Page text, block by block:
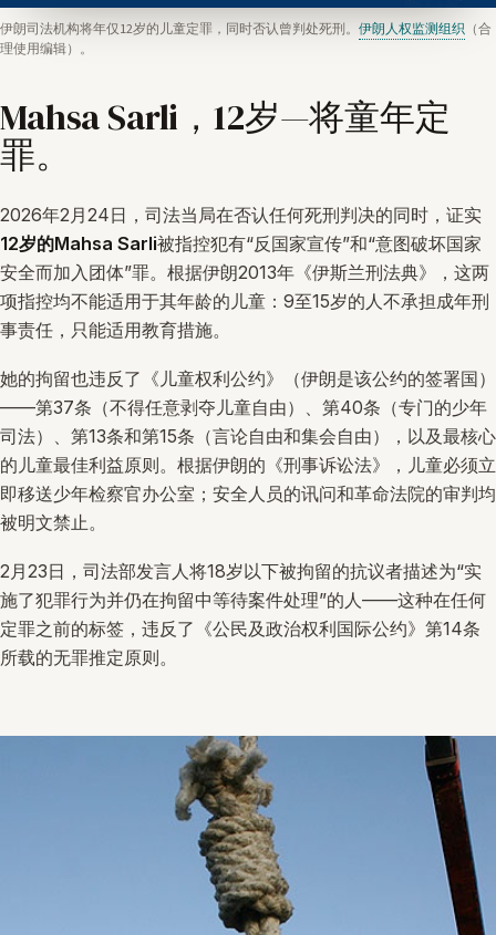
伊朗司法机构将年仅12岁的儿童定罪，同时否认曾判处死刑。 伊朗人权监测组织 （合
理使用编辑）。
Mahsa Sarli，12岁—将童年定
罪。
2026年2月24日，司法当局在否认任何死刑判决的同时，证实
12岁的Mahsa Sarli被指控犯有“反国家宣传”和“意图破坏国家
安全而加入团体”罪。根据伊朗2013年《伊斯兰刑法典》，这两
项指控均不能适用于其年龄的儿童：9至15岁的人不承担成年刑
事责任，只能适用教育措施。
她的拘留也违反了《儿童权利公约》（伊朗是该公约的签署国）
——第37条（不得任意剥夺儿童自由）、第40条（专门的少年
司法）、第13条和第15条（言论自由和集会自由），以及最核心
的儿童最佳利益原则。根据伊朗的《刑事诉讼法》，儿童必须立
即移送少年检察官办公室；安全人员的讯问和革命法院的审判均
被明文禁止。
2月23日，司法部发言人将18岁以下被拘留的抗议者描述为“实
施了犯罪行为并仍在拘留中等待案件处理”的人——这种在任何
定罪之前的标签，违反了《公民及政治权利国际公约》第14条
所载的无罪推定原则。